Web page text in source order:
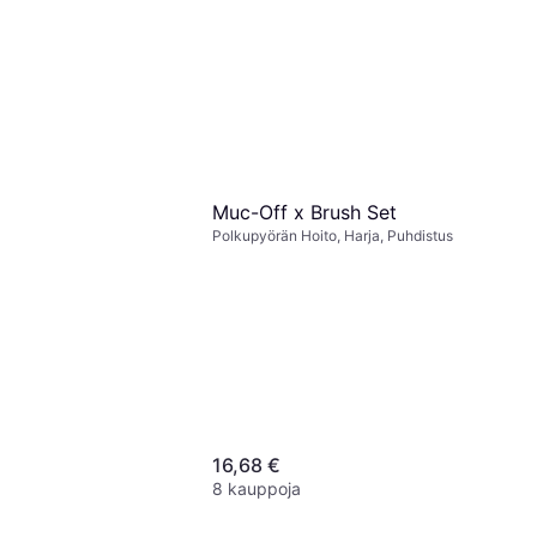
Muc-Off x Brush Set
Polkupyörän Hoito, Harja, Puhdistus
16,68 €
8 kauppoja